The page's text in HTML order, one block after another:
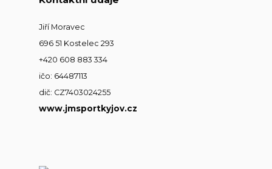
Jiří Moravec
696 51 Kostelec 293
+420 608 883 334
ičo: 64487113
dič: CZ7403024255
www.jmsportkyjov.cz